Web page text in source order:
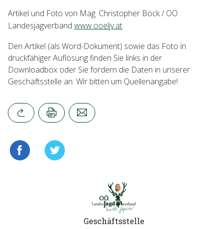
Artikel und Foto von Mag. Christopher Böck / OÖ
Landesjagverband www.ooeljv.at
Den Artikel (als Word-Dokument) sowie das Foto in
druckfähiger Auflösung finden Sie links in der
Downloadbox oder Sie fordern die Daten in unserer
Geschäftsstelle an. Wir bitten um Quellenangabe!
Geschäftsstelle